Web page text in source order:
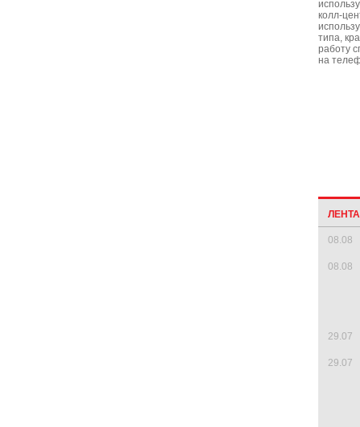
колл-
типа,
работу
на
08.08
08.08
29.07
29.07